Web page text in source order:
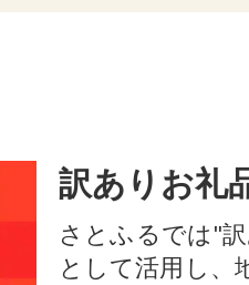
訳ありお礼
さとふるでは"
として活用し、